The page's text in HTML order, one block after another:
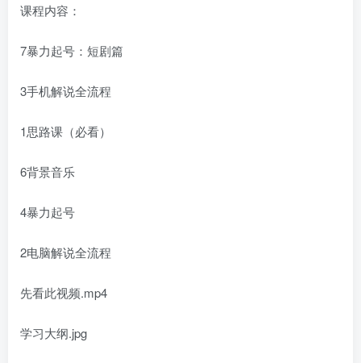
课程内容：
7暴力起号：短剧篇
3手机解说全流程
1思路课（必看）
6背景音乐
4暴力起号
2电脑解说全流程
先看此视频.mp4
学习大纲.jpg